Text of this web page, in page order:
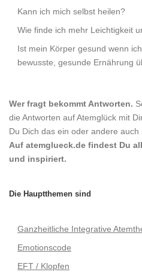
Kann ich mich selbst heilen?
Wie finde ich mehr Leichtigkeit
Ist mein Körper gesund wenn
bewusste, gesunde Ernährung
Wer fragt bekommt Antworten.
die Antworten auf Atemglück mit
Du Dich das ein oder andere auch
Auf atemglueck.de findest Du
und inspiriert.
Die Hauptthemen sind
Ganzheitliche Integrative
Emotionscode
EFT / Klopfen